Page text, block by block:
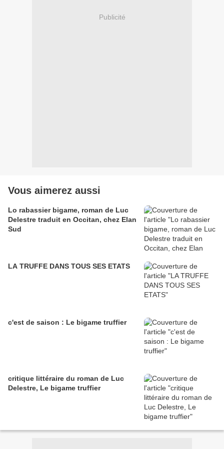
Publicité
Vous aimerez aussi
Lo rabassier bigame, roman de Luc
Delestre traduit en Occitan, chez Elan
Sud
LA TRUFFE DANS TOUS SES ETATS
c'est de saison : Le bigame truffier
critique littéraire du roman de Luc
Delestre, Le bigame truffier